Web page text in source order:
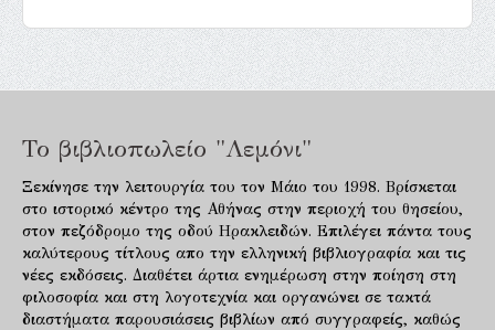
Το βιβλιοπωλείο "Λεμόνι"
Ξεκίνησε την λειτουργία του τον Μάιο του 1998. Βρίσκεται
στο ιστορικό κέντρο της Αθήνας στην περιοχή του θησείου,
στον πεζόδρομο της οδού Ηρακλειδών. Επιλέγει πάντα τους
καλύτερους τίτλους απο την ελληνική βιβλιογραφία και τις
νέες εκδόσεις. Διαθέτει άρτια ενημέρωση στην ποίηση στη
φιλοσοφία και στη λογοτεχνία και οργανώνει σε τακτά
διαστήματα παρουσιάσεις βιβλίων από συγγραφείς, καθώς